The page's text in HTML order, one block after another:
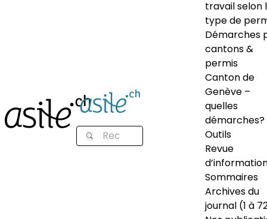
travail selon
type de
Démarches
cantons &
permis
Canton de
Genève –
quelles
démarches?
Outils
Revue
Sommaires
Archives du
journal (1 à